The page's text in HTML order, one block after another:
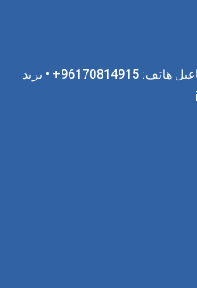
المشرف على الموقع : أ. د. عصام إسماعيل هاتف: 96170814915+ • بريد